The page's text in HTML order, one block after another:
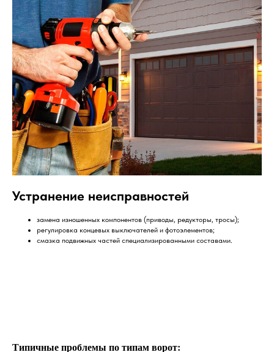
Устранение неисправностей
замена изношенных компонентов (приводы, редукторы, тросы);
регулировка концевых выключателей и фотоэлементов;
смазка подвижных частей специализированными составами.
Типичные проблемы по типам ворот: